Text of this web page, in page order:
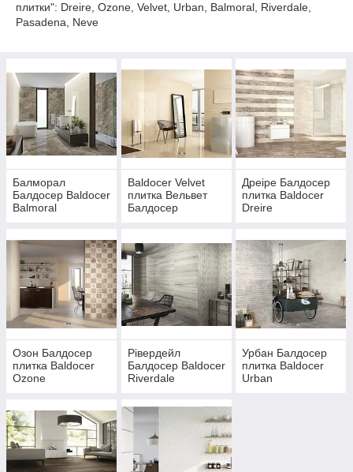
плитки": Dreire, Ozone, Velvet, Urban, Balmoral, Riverdale,
Pasadena, Neve
Балморал
Балдосер Baldocer
Balmoral
Baldocer Velvet
плитка Вельвет
Балдосер
Дреіре Балдосер
плитка Baldocer
Dreire
Озон Балдосер
плитка Baldocer
Ozone
Рівердейл
Балдосер Baldocer
Riverdale
Урбан Балдосер
плитка Baldocer
Urban